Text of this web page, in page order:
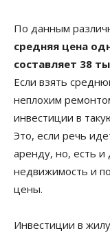
По данным
средняя цена
составляет 38
Если взять
неплохим
инвестиции в
Это, если речь
аренду, но, есть и
недвижимость и
цены.
Инвестиции в